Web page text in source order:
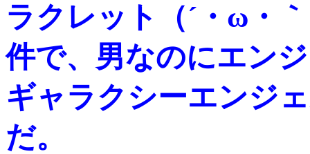
ラクレット（´・ω・
件で、男なのにエン
ギャラクシーエンジ
だ。